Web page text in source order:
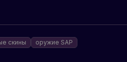
скины оружие SAP